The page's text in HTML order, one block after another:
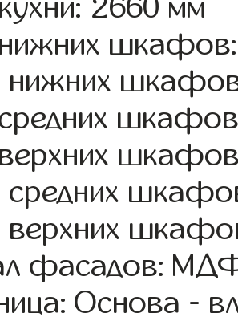
2660 мм
нижних
средних
верхних
фасадов:
Основа -